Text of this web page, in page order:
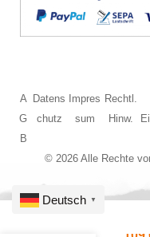
© 2026 Alle Rechte
A
G
B
Datens
chutz
Impres
sum
Rechtl.
Hinw.
Deutsch ▼